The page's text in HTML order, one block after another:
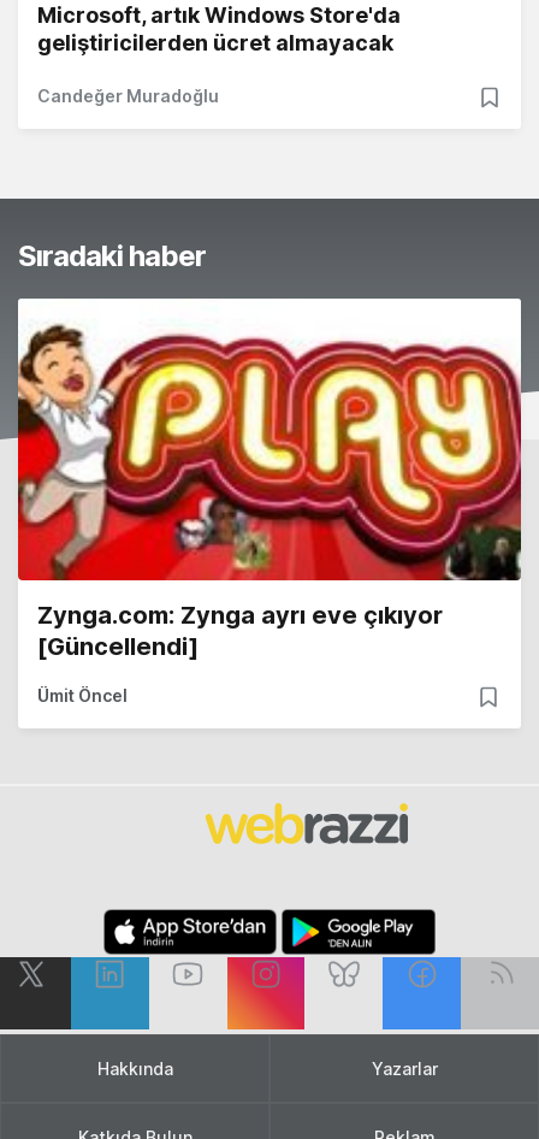
Microsoft, artık Windows Store'da
geliştiricilerden ücret almayacak
Candeğer Muradoğlu
Sıradaki haber
Zynga.com: Zynga ayrı eve çıkıyor
[Güncellendi]
Ümit Öncel
Hakkında Yazarlar